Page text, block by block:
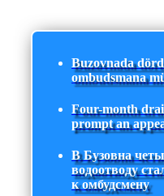
Buzovnada
ombudsmana
Four-month
prompt an
В Бузовна
водоотводу
к омбудсмену